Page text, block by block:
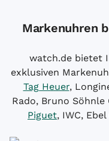
Markenuhren
watch.de bietet
exklusiven
Tag Heuer,
Rado, Bruno Söhnle
Piguet, IWC,